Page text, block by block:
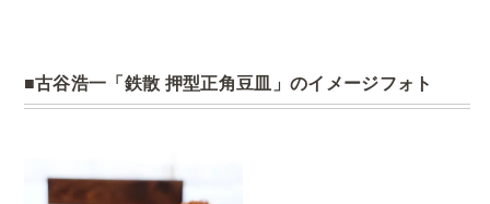
古谷浩一「鉄散 押型正角豆皿」のイメージフォト